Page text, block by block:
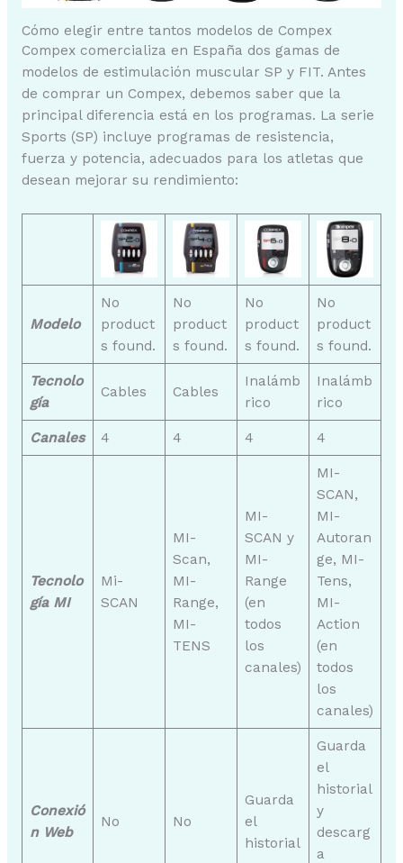
Cómo elegir entre tantos modelos de Compex
Compex comercializa en España dos gamas de
modelos de estimulación muscular SP y FIT. Antes
de comprar un Compex, debemos saber que la
principal diferencia está en los programas. La serie
Sports (SP) incluye programas de resistencia,
fuerza y potencia, adecuados para los atletas que
desean mejorar su rendimiento:
Modelo
No
product
s found.
No
product
s found.
No
product
s found.
No
product
s found.
Tecnolo
gía
Cables Cables
Inalámb
rico
Inalámb
rico
Canales 4 4 4 4
Tecnolo
gía MI
Mi-
SCAN
MI-
Scan,
MI-
Range,
MI-
TENS
MI-
SCAN y
MI-
Range
(en
todos
los
canales)
MI-
SCAN,
MI-
Autoran
ge, MI-
Tens,
MI-
Action
(en
todos
los
canales)
Conexió
n Web
No No
Guarda
el
historial
Guarda
el
historial
y
descarg
a